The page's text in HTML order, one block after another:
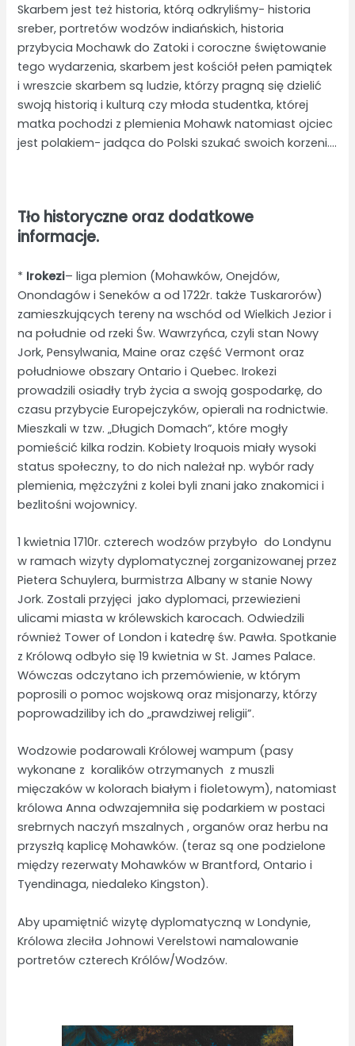
Skarbem jest też historia, którą odkryliśmy- historia
sreber, portretów wodzów indiańskich, historia
przybycia Mochawk do Zatoki i coroczne świętowanie
tego wydarzenia, skarbem jest kościół pełen pamiątek
i wreszcie skarbem są ludzie, którzy pragną się dzielić
swoją historią i kulturą czy młoda studentka, której
matka pochodzi z plemienia Mohawk natomiast ojciec
jest polakiem- jadąca do Polski szukać swoich korzeni….
Tło historyczne oraz dodatkowe
informacje.
* Irokezi– liga plemion (Mohawków, Onejdów,
Onondagów i Seneków a od 1722r. także Tuskarorów)
zamieszkujących tereny na wschód od Wielkich Jezior i
na południe od rzeki Św. Wawrzyńca, czyli stan Nowy
Jork, Pensylwania, Maine oraz część Vermont oraz
południowe obszary Ontario i Quebec. Irokezi
prowadzili osiadły tryb życia a swoją gospodarkę, do
czasu przybycie Europejczyków, opierali na rodnictwie.
Mieszkali w tzw. „Długich Domach”, które mogły
pomieścić kilka rodzin. Kobiety Iroquois miały wysoki
status społeczny, to do nich należał np. wybór rady
plemienia, mężczyźni z kolei byli znani jako znakomici i
bezlitośni wojownicy.
1 kwietnia 1710r. czterech wodzów przybyło do Londynu
w ramach wizyty dyplomatycznej zorganizowanej przez
Pietera Schuylera, burmistrza Albany w stanie Nowy
Jork. Zostali przyjęci jako dyplomaci, przewiezieni
ulicami miasta w królewskich karocach. Odwiedzili
również Tower of London i katedrę św. Pawła. Spotkanie
z Królową odbyło się 19 kwietnia w St. James Palace.
Wówczas odczytano ich przemówienie, w którym
poprosili o pomoc wojskową oraz misjonarzy, którzy
poprowadziliby ich do „prawdziwej religii”.
Wodzowie podarowali Królowej wampum (pasy
wykonane z koralików otrzymanych z muszli
mięczaków w kolorach białym i fioletowym), natomiast
królowa Anna odwzajemniła się podarkiem w postaci
srebrnych naczyń mszalnych , organów oraz herbu na
przyszłą kaplicę Mohawków. (teraz są one podzielone
między rezerwaty Mohawków w Brantford, Ontario i
Tyendinaga, niedaleko Kingston).
Aby upamiętnić wizytę dyplomatyczną w Londynie,
Królowa zleciła Johnowi Verelstowi namalowanie
portretów czterech Królów/Wodzów.